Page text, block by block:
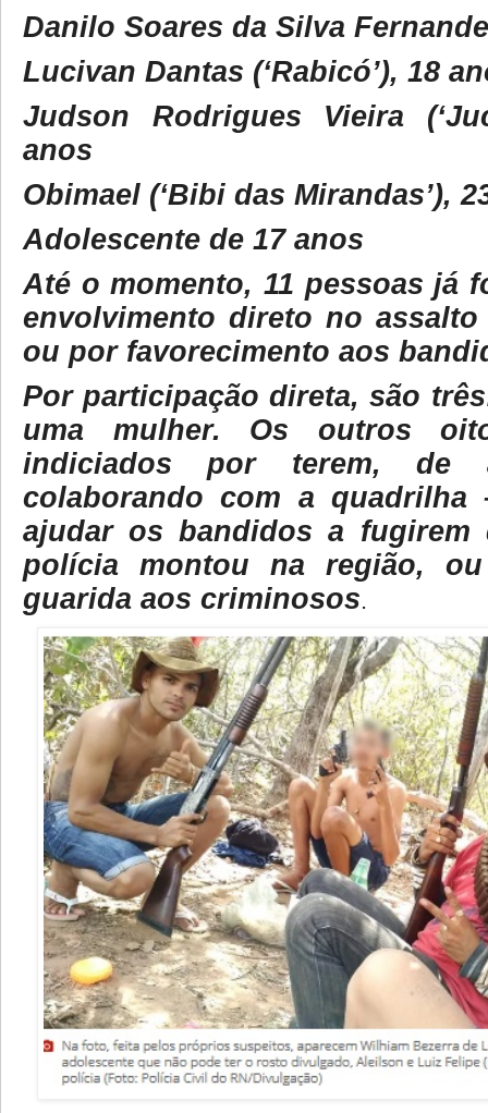
Danilo Soares da Silva
Lucivan Dantas (‘Rabicó’), 18
Judson Rodrigues Vieira
anos
Obimael (‘Bibi das Mirandas’),
Adolescente de 17 anos
Até o momento, 11 pessoas já
envolvimento direto no
ou por favorecimento aos
Por participação direta, são
uma mulher. Os outros
indiciados por terem, de
colaborando com a quadrilha
ajudar os bandidos a fugirem
polícia montou na região,
guarida aos criminosos.